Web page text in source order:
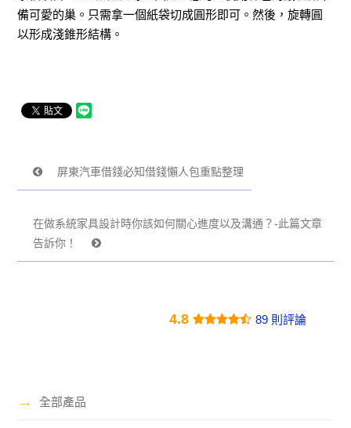
備可愛的巢。只需拿一個紙袋切成圓形即可。然後，旋轉圓
以形成淺錐形結構。
屏東汽車借錢必知借錢懶人包重點整理
在做系統家具設計時你該如何關心進度以及溝通？-此篇文章
告訴你！
4.8 89 則評論
→ 全部產品